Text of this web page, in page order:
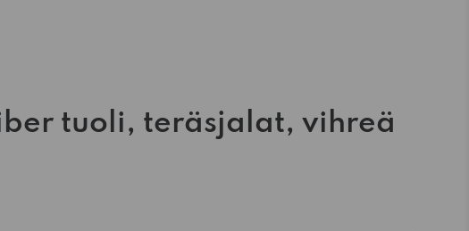
tuoli, teräsjalat, vihreä